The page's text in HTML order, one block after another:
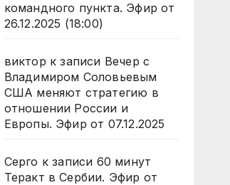
командного пункта. Эфир от
26.12.2025 (18:00)
виктор к записи Вечер с
Владимиром Соловьевым
США меняют стратегию в
отношении России и
Европы. Эфир от 07.12.2025
Серго к записи 60 минут
Теракт в Сербии. Эфир от